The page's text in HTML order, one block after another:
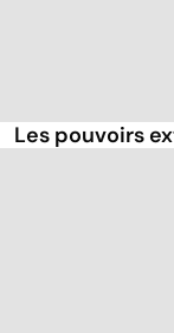
Les pouvoirs